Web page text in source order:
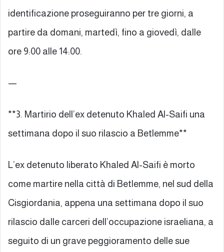
identificazione proseguiranno per tre giorni, a
partire da domani, martedì, fino a giovedì, dalle
ore 9:00 alle 14:00.
—
**3. Martirio dell’ex detenuto Khaled Al-Saifi una
settimana dopo il suo rilascio a Betlemme**
L’ex detenuto liberato Khaled Al-Saifi è morto
come martire nella città di Betlemme, nel sud della
Cisgiordania, appena una settimana dopo il suo
rilascio dalle carceri dell’occupazione israeliana, a
seguito di un grave peggioramento delle sue